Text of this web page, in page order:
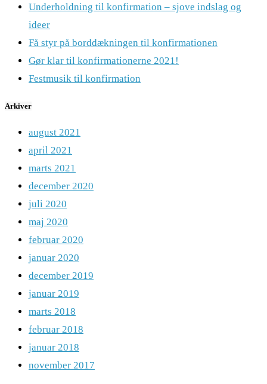
Underholdning til konfirmation – sjove indslag og
ideer
Få styr på borddækningen til konfirmationen
Gør klar til konfirmationerne 2021!
Festmusik til konfirmation
Arkiver
august 2021
april 2021
marts 2021
december 2020
juli 2020
maj 2020
februar 2020
januar 2020
december 2019
januar 2019
marts 2018
februar 2018
januar 2018
november 2017